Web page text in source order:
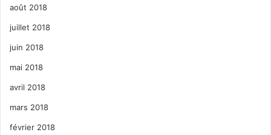
août 2018
juillet 2018
juin 2018
mai 2018
avril 2018
mars 2018
février 2018